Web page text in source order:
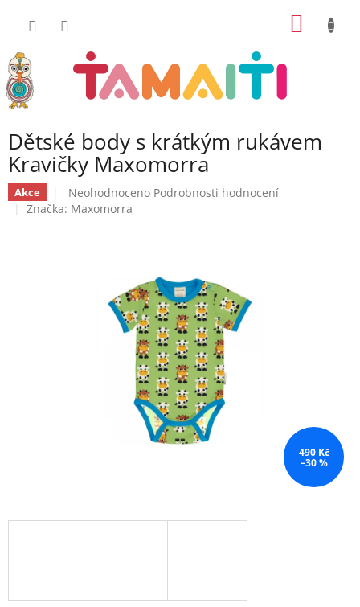
Dětské body s krátkým rukávem
Kravičky Maxomorra
Akce
Průměrné
hodnocení
hvězdiček.
Neohodnoceno Podrobnosti hodnocení
Značka: Maxomorra
490 Kč
–30 %